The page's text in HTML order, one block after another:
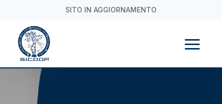
SITO IN AGGIORNAMENTO